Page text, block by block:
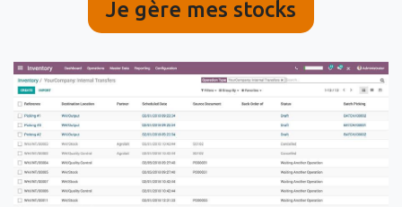
Je gère mes stocks